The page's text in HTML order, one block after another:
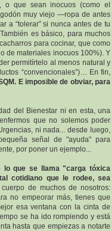
o que sean inocuos (como el
muy viejo —ropa de antes
a “tolerar” si nunca antes de tu
es básico, para muchos
para cocinar, que como
de materiales inocuos 100%). Y
permitírtelo al menos natural y
“convencionales”)… En fin,
E imposible de obviar, para
del Bienestar ni en esta, una
que no solemos poder
ni nada... desde luego,
señal de "ayuda" para
por poner un ejemplo...
lo que se llama "carga tóxica
cotidiano que le rodee, sea
de muchos de nosotros:
no empeorar más, tienes que
esa ventana con la cinta de
se ha ido rompiendo y está
hasta que empiezas a notarte